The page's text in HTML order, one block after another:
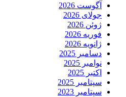
آگوست 2026
جولای 2026
ژوئن 2026
فوریه 2026
ژانویه 2026
دسامبر 2025
نوامبر 2025
اکتبر 2025
سپتامبر 2025
سپتامبر 2023